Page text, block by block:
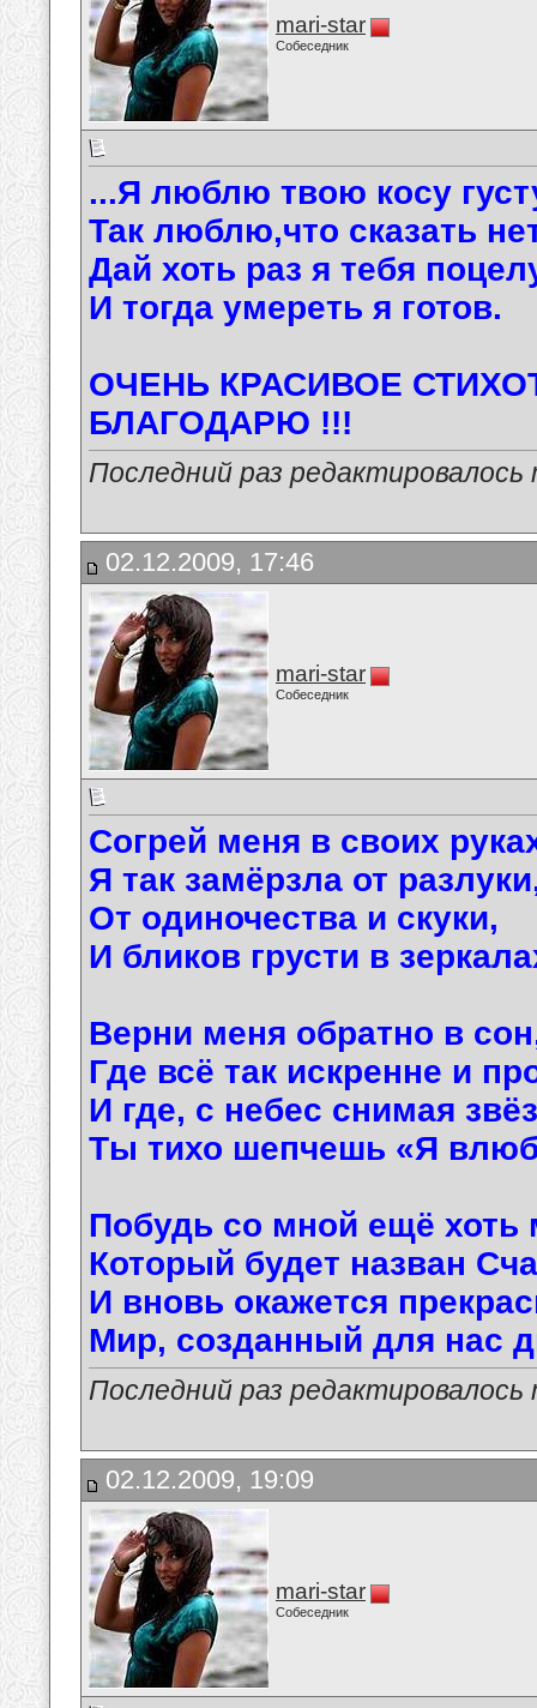
mari-star
Собеседник
...Я люблю твою косу
Так люблю,что сказать
Дай хоть раз я тебя
И тогда умереть я готов.
ОЧЕНЬ КРАСИВОЕ
БЛАГОДАРЮ !!!
Последний раз
02.12.2009, 17:46
mari-star
Собеседник
Согрей меня в своих
Я так замёрзла от
От одиночества и скуки,
И бликов грусти в
Верни меня обратно в
Где всё так искренне и
И где, с небес снимая
Ты тихо шепчешь «Я
Побудь со мной ещё хоть
Который будет назван
И вновь окажется
Мир, созданный для нас
Последний раз
02.12.2009, 19:09
mari-star
Собеседник